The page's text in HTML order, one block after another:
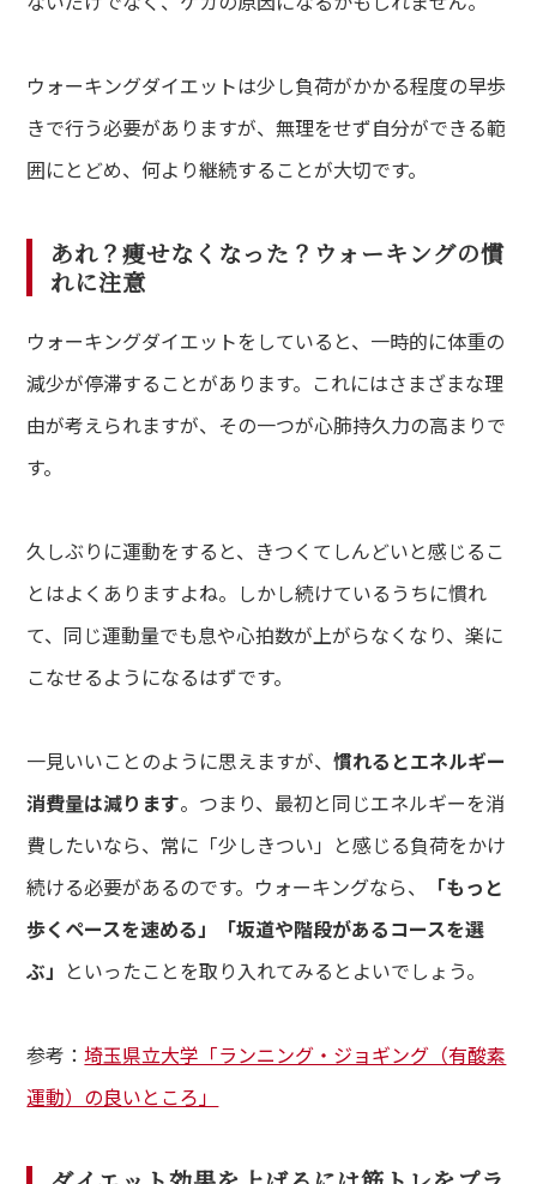
ウォーキングダイエットは少し負荷がかかる程度の早歩
きで行う必要がありますが、無理をせず自分ができる範
囲にとどめ、何より継続することが大切です。
あれ？痩せなくなった？ウォーキングの慣
れに注意
ウォーキングダイエットをしていると、一時的に体重の
減少が停滞することがあります。これにはさまざまな理
由が考えられますが、その一つが心肺持久力の高まりで
す。
久しぶりに運動をすると、きつくてしんどいと感じるこ
とはよくありますよね。しかし続けているうちに慣れ
て、同じ運動量でも息や心拍数が上がらなくなり、楽に
こなせるようになるはずです。
一見いいことのように思えますが、慣れるとエネルギー
消費量は減ります。つまり、最初と同じエネルギーを消
費したいなら、常に「少しきつい」と感じる負荷をかけ
続ける必要があるのです。ウォーキングなら、
「もっと
歩くペースを速める」「坂道や階段があるコースを選
ぶ」 といったことを取り入れてみるとよいでしょう。
参考：埼玉県立大学「ランニング・ジョギング（有酸素
運動）の良いところ」